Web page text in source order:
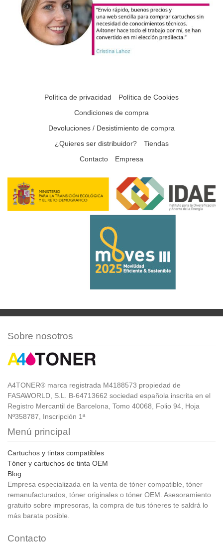
Política de privacidad
Política de Cookies
Condiciones de compra
Devoluciones / Desistimiento de compra
¿Quieres ser distribuidor?
Tiendas
Contacto
Empresa
Sobre nosotros
A4TONER® marca registrada M4188573 propiedad de
FASAWORLD, S.L. B-64713662 sociedad española inscrita en el
Registro Mercantil de Barcelona, Tomo 40068, Folio 94, Hoja
Nº358787, Inscripción 1ª
Menú principal
Cartuchos y tintas compatibles
Tóner y cartuchos de tinta OEM
Blog
Empresa especializada en la venta de tóner compatible, tóner
remanufacturados, tóner originales o tóner OEM. Asesoramiento
gratuito sobre impresoras, la compra de tus tóneres te saldrá lo
más barata posible.
Contacto